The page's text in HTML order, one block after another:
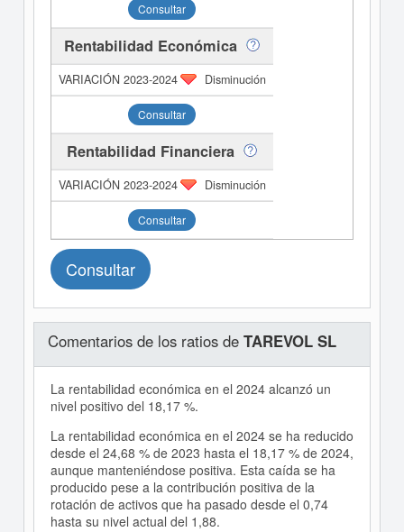
Consultar
Rentabilidad Económica
Disminución
Consultar
Rentabilidad Financiera
Disminución
Consultar
Consultar
Comentarios de los ratios de TAREVOL SL
La rentabilidad económica en el 2024 alcanzó un
nivel positivo del 18,17 %.
La rentabilidad económica en el 2024 se ha reducido
desde el 24,68 % de 2023 hasta el 18,17 % de 2024,
aunque manteniéndose positiva. Esta caída se ha
producido pese a la contribución positiva de la
rotación de activos que ha pasado desde el 0,74
hasta su nivel actual del 1,88.